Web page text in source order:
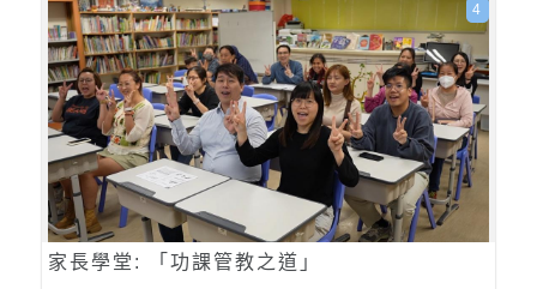
家長學堂: 「功課管教之道」
4